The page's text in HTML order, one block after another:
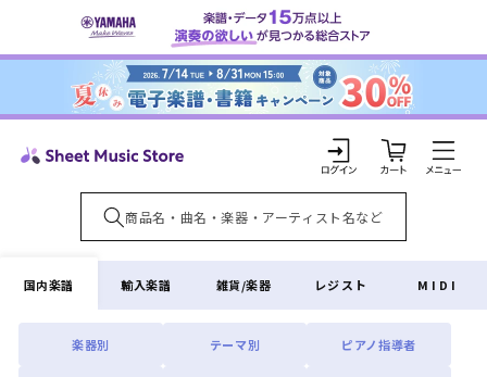
ンツに
ロ
グ
イ
ン
カ
ー
ト
国内楽譜
楽器別 テーマ別 ピアノ指導者
輸入楽譜 雑貨/楽器 レジスト MIDI